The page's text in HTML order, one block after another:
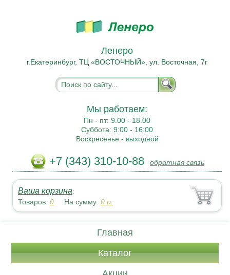
Ленеро
г.Екатеринбург, ТЦ «ВОСТОЧНЫЙ», ул. Восточная, 7г
Мы работаем:
Пн - пт:9.00 - 18.00
Суббота:9:00 - 16:00
Воскресенье - выходной
+7 (343) 310-10-88 обратная связь
Ваша корзина:
Товаров:0 На сумму:0 р.
Главная
Каталог